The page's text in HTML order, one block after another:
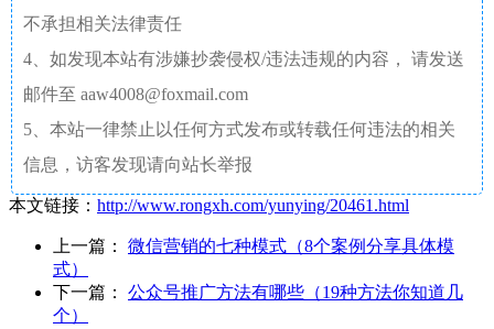
不承担相关法律责任
4、如发现本站有涉嫌抄袭侵权/违法违规的内容， 请发送
邮件至 aaw4008@foxmail.com
5、本站一律禁止以任何方式发布或转载任何违法的相关
信息，访客发现请向站长举报
本文链接： http://www.rongxh.com/yunying/20461.html
上一篇： 微信营销的七种模式（8个案例分享具体模
式）
下一篇： 公众号推广方法有哪些（19种方法你知道几
个）